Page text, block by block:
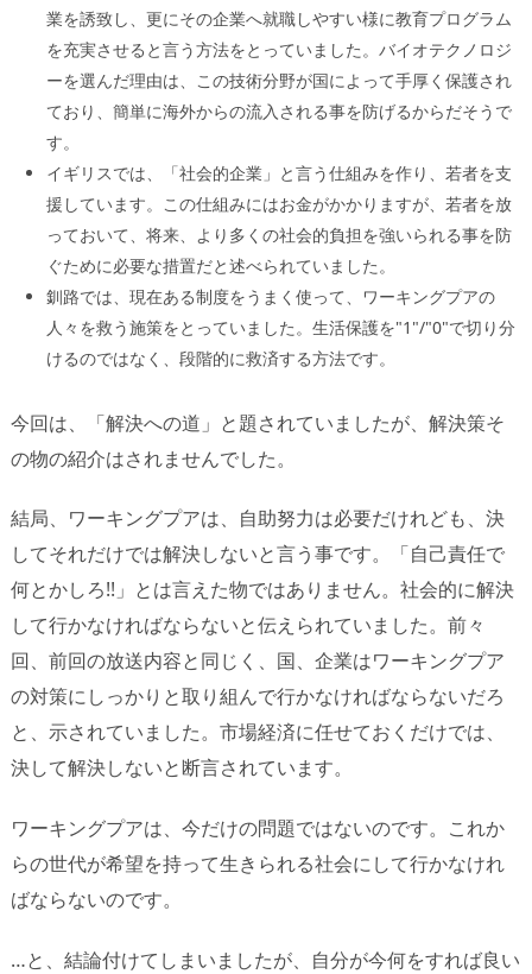
業を誘致し、更にその企業へ就職しやすい様に教育プログラム
を充実させると言う方法をとっていました。バイオテクノロジ
ーを選んだ理由は、この技術分野が国によって手厚く保護され
ており、簡単に海外からの流入される事を防げるからだそうで
す。
イギリスでは、「社会的企業」と言う仕組みを作り、若者を支
援しています。この仕組みにはお金がかかりますが、若者を放
っておいて、将来、より多くの社会的負担を強いられる事を防
ぐために必要な措置だと述べられていました。
釧路では、現在ある制度をうまく使って、ワーキングプアの
人々を救う施策をとっていました。生活保護を"1"/"0"で切り分
けるのではなく、段階的に救済する方法です。
今回は、「解決への道」と題されていましたが、解決策そ
の物の紹介はされませんでした。
結局、ワーキングプアは、自助努力は必要だけれども、決
してそれだけでは解決しないと言う事です。「自己責任で
何とかしろ!!」とは言えた物ではありません。社会的に解決
して行かなければならないと伝えられていました。前々
回、前回の放送内容と同じく、国、企業はワーキングプア
の対策にしっかりと取り組んで行かなければならないだろ
と、示されていました。市場経済に任せておくだけでは、
決して解決しないと断言されています。
ワーキングプアは、今だけの問題ではないのです。これか
らの世代が希望を持って生きられる社会にして行かなけれ
ばならないのです。
…と、結論付けてしまいましたが、自分が今何をすれば良い